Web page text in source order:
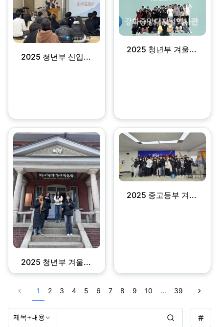
2025 청년부 신입...
2025 청년부 겨울...
2025 청년부 겨울...
2025 중고등부 겨...
1 2 3 4 5 6 7 8 9 10 ... 39